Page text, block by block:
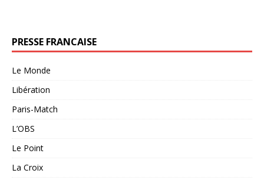
PRESSE FRANCAISE
Le Monde
Libération
Paris-Match
L’OBS
Le Point
La Croix